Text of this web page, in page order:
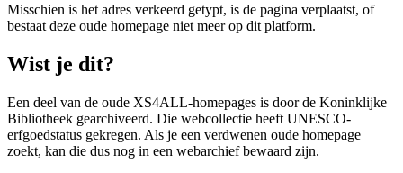
Misschien is het adres verkeerd getypt, is de pagina verplaatst, of
bestaat deze oude homepage niet meer op dit platform.
Wist je dit?
Een deel van de oude XS4ALL-homepages is door de Koninklijke
Bibliotheek gearchiveerd. Die webcollectie heeft UNESCO-
erfgoedstatus gekregen. Als je een verdwenen oude homepage
zoekt, kan die dus nog in een webarchief bewaard zijn.